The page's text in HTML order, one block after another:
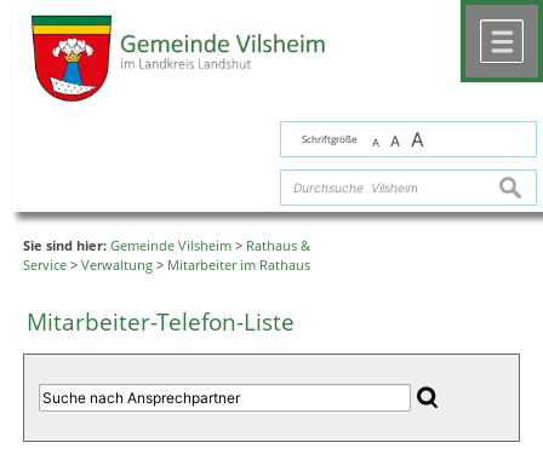
Schriftgröße A A A
Sie sind hier: Gemeinde Vilsheim > Rathaus &
Service > Verwaltung > Mitarbeiter im Rathaus
Mitarbeiter-Telefon-Liste